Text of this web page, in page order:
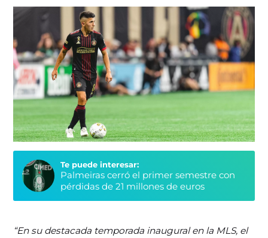
Te puede interesar:
Palmeiras cerró el primer semestre con
pérdidas de 21 millones de euros
“En su destacada temporada inaugural en la MLS, el